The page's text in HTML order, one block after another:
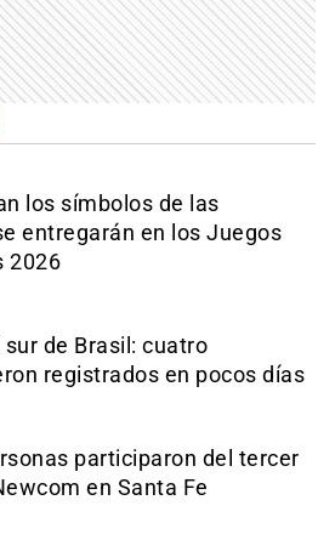
los símbolos de las
entregarán en los Juegos
2026
de Brasil: cuatro
registrados en pocos días
participaron del tercer
en Santa Fe